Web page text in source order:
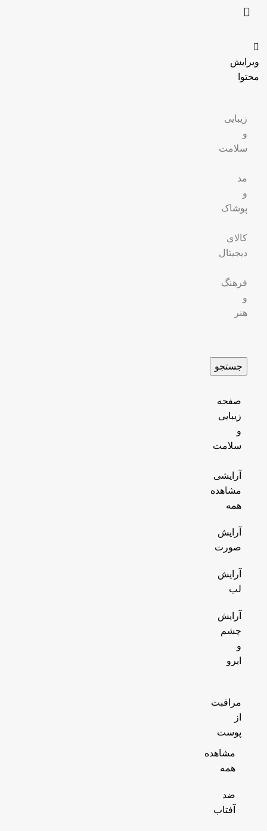
ویرایش
محتوا
زیبایی
و
سلامت
مد
و
پوشاک
کالای
دیجیتال
فرهنگ
و
هنر
جستجو
صفحه
زیبایی
و
سلامت
آرایشی
مشاهده
همه
آرایش
صورت
آرایش
لب
آرایش
چشم
و
ابرو
مراقبت
از
پوست
مشاهده
همه
ضد
آفتاب